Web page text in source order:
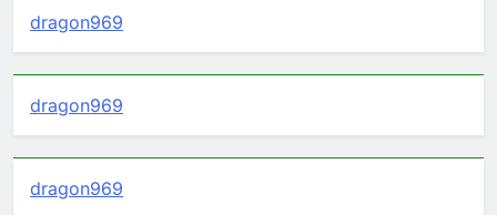
dragon969
dragon969
dragon969